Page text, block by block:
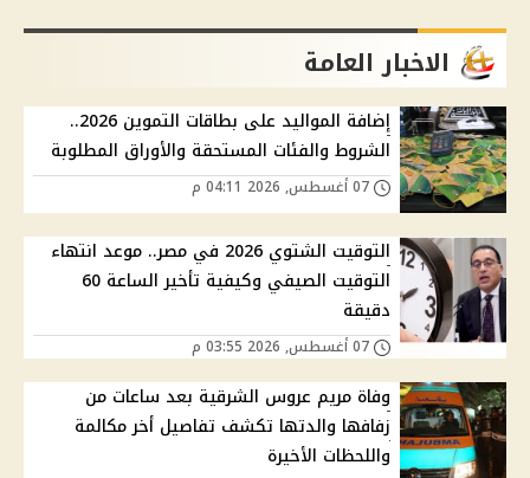
الاخبار العامة
إضافة المواليد على بطاقات التموين 2026..
الشروط والفئات المستحقة والأوراق المطلوبة
التوقيت الشتوي 2026 في مصر.. موعد انتهاء
التوقيت الصيفي وكيفية تأخير الساعة 60
دقيقة
وفاة مريم عروس الشرقية بعد ساعات من
زفافها والدتها تكشف تفاصيل أخر مكالمة
واللحظات الأخيرة